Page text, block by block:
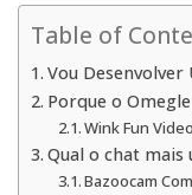
Table of
Vou Desenvolver
Porque o
Wink Fun
Qual o chat mais
Bazoocam